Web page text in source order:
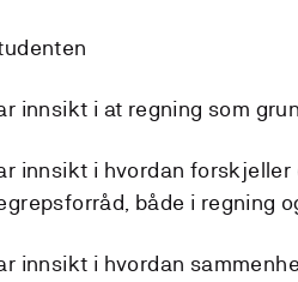
innsikt i at regning som
innsikt i hvordan
både i regning
innsikt i hvordan